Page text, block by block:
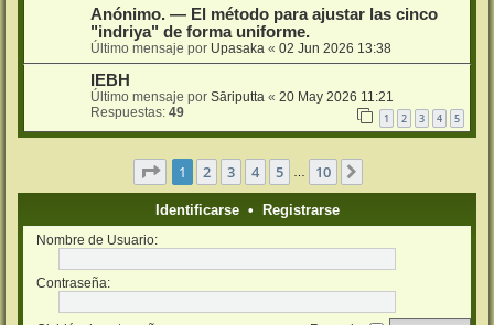
Anónimo. — El método para ajustar las cinco
"indriya" de forma uniforme.
Último mensaje por Upasaka « 02 Jun 2026 13:38
IEBH
Último mensaje por Sāriputta « 20 May 2026 11:21
Respuestas: 49 1 2 3 4 5
Página de 10
1 2 3 4 5 10
Identificarse• Registrarse
Nombre de Usuario:
Contraseña: